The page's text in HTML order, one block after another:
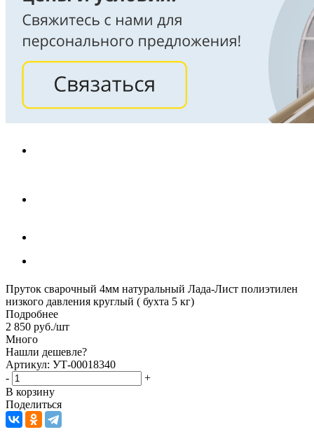
Пруток сварочный 4мм натуральный Лада-Лист полиэтилен
низкого давления круглый ( бухта 5 кг)
Подробнее
2 850 руб./шт
Много
Нашли дешевле?
Артикул: УТ-00018340
-
+
В корзину
Поделиться